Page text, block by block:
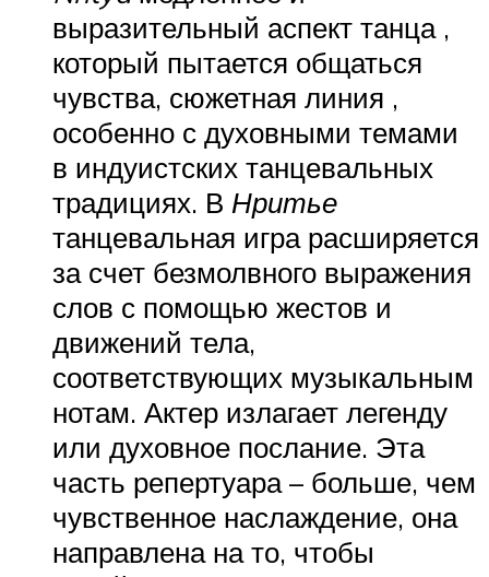
выразительный аспект танца ,
который пытается общаться
чувства, сюжетная линия ,
особенно с духовными темами
в индуистских танцевальных
традициях. В Нритье
танцевальная игра расширяется
за счет безмолвного выражения
слов с помощью жестов и
движений тела,
соответствующих музыкальным
нотам. Актер излагает легенду
или духовное послание. Эта
часть репертуара – больше, чем
чувственное наслаждение, она
направлена ​​на то, чтобы